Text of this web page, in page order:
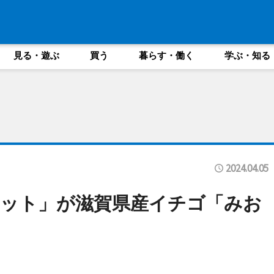
見る・遊ぶ 買う 暮らす・働く 学ぶ・知る
2024.04.05
ト」が滋賀県産イチゴ「みお